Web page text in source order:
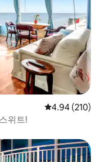
평점 4.94점(5
4.94 (210)
위트!